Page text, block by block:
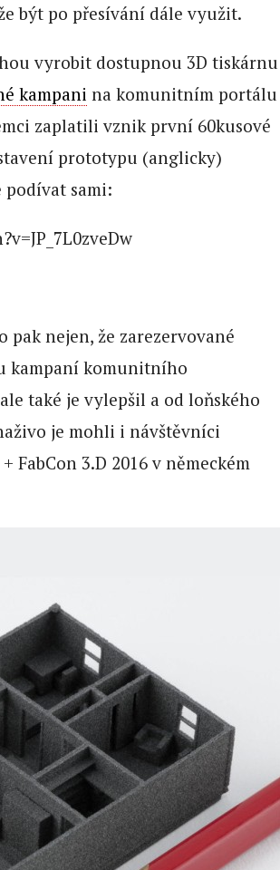
být po přesívání dále využit.
vyrobit dostupnou 3D tiskárnu
kampani na komunitním portálu
zaplatili vznik první 60kusové
prototypu (anglicky)
podívat sami:
nejen, že zarezervované
kampaní komunitního
také je vylepšil a od loňského
je mohli i návštěvníci
FabCon 3.D 2016 v německém